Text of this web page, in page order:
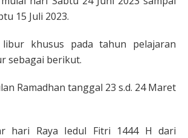
15 Juli 2023.
khusus pada tahun pelajaran
sebagai berikut.
Ramadhan tanggal 23 s.d. 24 Maret
hari Raya Iedul Fitri 1444 H dari